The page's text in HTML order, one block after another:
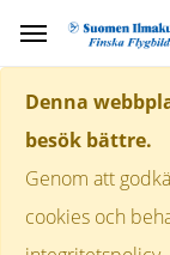
Denna
besök bättre.
Genom att
cookies och